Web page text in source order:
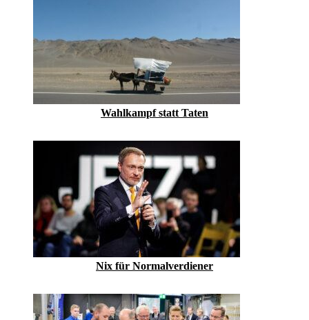
Wahlkampf statt Taten
Nix für Normalverdiener